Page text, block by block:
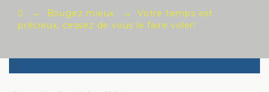
→ Bougez mieux →Votre temps est
précieux, cessez de vous le faire voler!